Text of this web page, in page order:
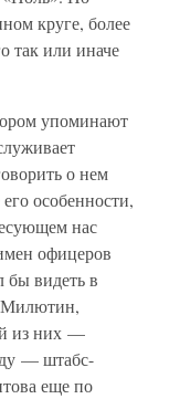
круге, более
так или иначе
упоминают
о нем
особенности,
нас
офицеров
бы видеть в
из них —
— штабс-
еще по